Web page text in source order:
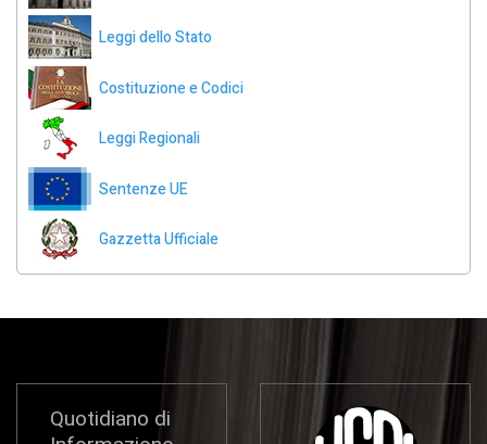
Leggi dello Stato
Costituzione e Codici
Leggi Regionali
Sentenze UE
Gazzetta Ufficiale
Quotidiano di